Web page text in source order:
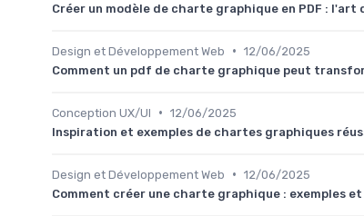
Créer un modèle de charte graphique en PDF :
Design et Développement Web • 12/06/2025
Comment un pdf de charte graphique peut
Conception UX/UI • 12/06/2025
Inspiration et exemples de chartes graphiques
Design et Développement Web • 12/06/2025
Comment créer une charte graphique : exemples